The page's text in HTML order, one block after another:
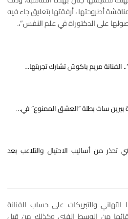
أطروحتها ، أرفقتها بتعليق جاء فيه
على الدكتوراة في علم النفس”،.
الفنانة مريم باكوش تشارك تجربتها…
بيرين سات بطلة “العشق الممنوع” في…
تحذر من أساليب الاحتيال والتلاعب بعد
التهاني والتبريكات على حساب الفنانة
من الوسط الفني وكذلك من قبل